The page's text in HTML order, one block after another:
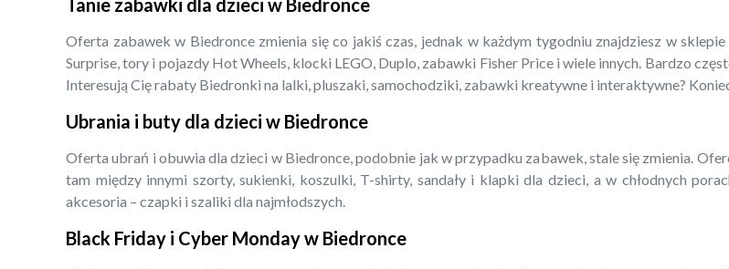
Oferta zabawek w Biedronce zmienia się co jakiś czas, jednak w każdym tygodniu znajdziesz w sklepie
Surprise, tory i pojazdy Hot Wheels, klocki LEGO, Duplo, zabawki Fisher Price i wiele innych. Bardzo
Interesują Cię rabaty Biedronki na lalki, pluszaki, samochodziki, zabawki kreatywne i interaktywne?
Ubrania i buty dla dzieci w Biedronce
Oferta ubrań i obuwia dla dzieci w Biedronce, podobnie jak w przypadku zabawek, stale się zmienia.
tam między innymi szorty, sukienki, koszulki, T-shirty, sandały i klapki dla dzieci, a w chłodnych
akcesoria – czapki i szaliki dla najmłodszych.
Black Friday i Cyber Monday w Biedronce